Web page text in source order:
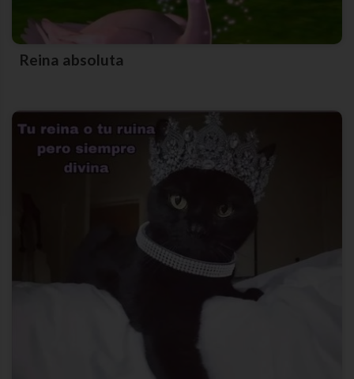
Reina absoluta